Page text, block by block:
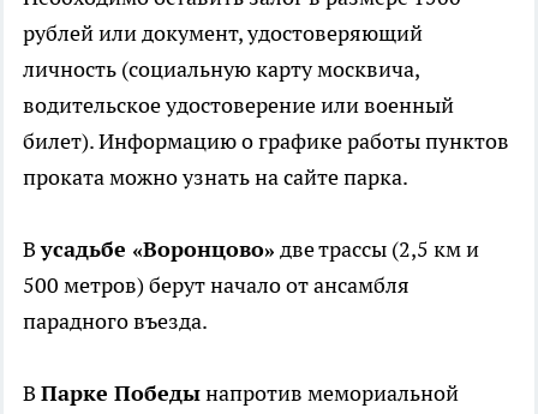
рублей или документ, удостоверяющий
личность (социальную карту москвича,
водительское удостоверение или военный
билет). Информацию о графике работы пунктов
проката можно узнать на сайте парка.
Вусадьбе «Воронцово» две трассы (2,5 км и
500 метров) берут начало от ансамбля
парадного въезда.
В Парке Победынапротив мемориальной